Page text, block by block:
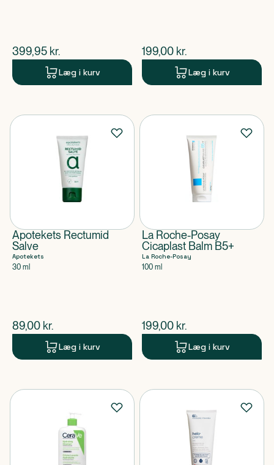
$nuværende pris
399,95 kr.
Læg i kurv
$nuværende pris
199,00 kr.
Læg i kurv
Apotekets Rectumid
Salve
Apotekets
30 ml
$nuværende pris
89,00 kr.
Læg i kurv
La Roche-Posay
Cicaplast Balm B5+
La Roche-Posay
100 ml
$nuværende pris
199,00 kr.
Læg i kurv